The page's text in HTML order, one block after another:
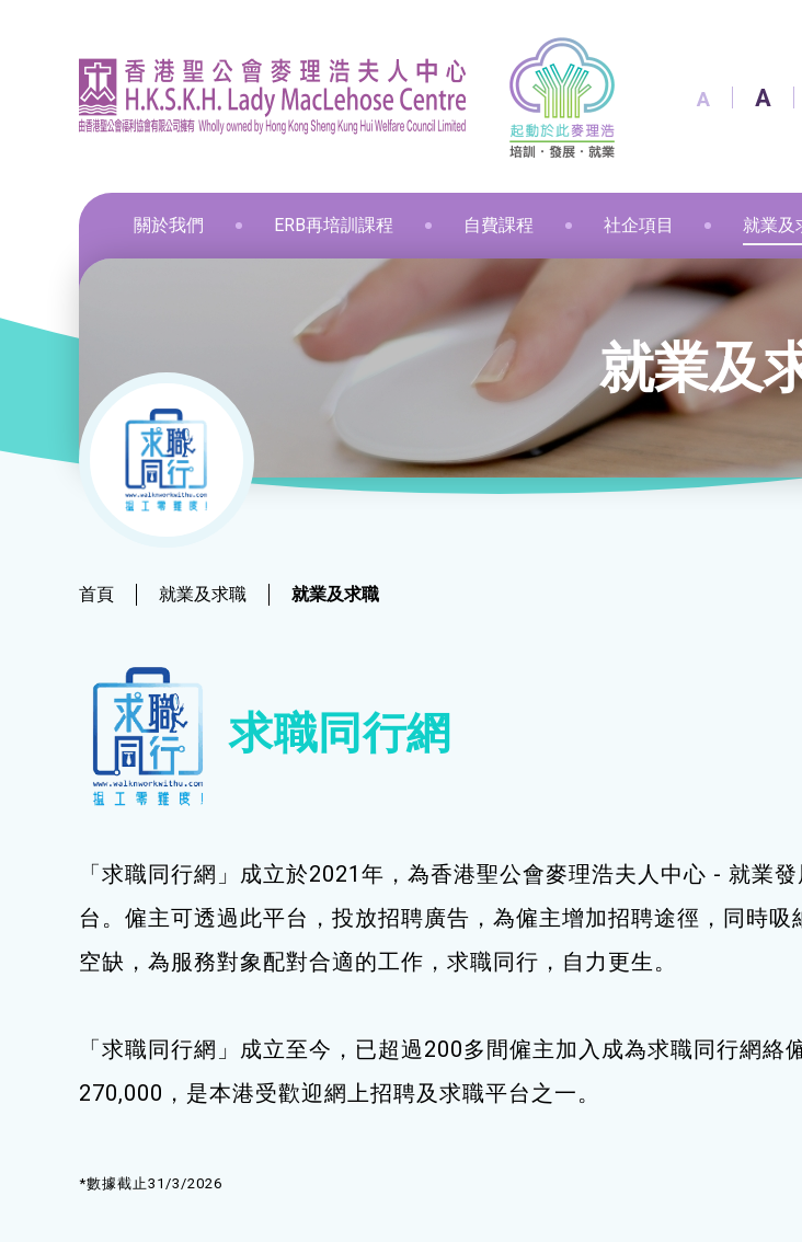
A A
關於我們
葵涌區 – 工商業社會服務部
葵涌邨旭葵樓 - 葵涌社區服務中心
青衣區 – 青衣綜合服務中心
荃灣區 – 梨木樹綜合服務中心
ERB再培訓課程
資訊及通訊科技 金融財務
中醫保健
美容 美髮
酒店
印刷及出版 個人素養
職業語文 健康護理
旅遊
技能提升課程
飲食 美容
中醫保健 健康護理
物業管理及保安 社會服務
商業
少數族裔人士課程
飲食 職業語文
通用技能 職業語文
飲食 商業
ERB服務點
ERB資訊
自費課程
髮型改造 動物保健
手語課程
急救課程
化妝 美容
布藝手工
布藝製作 車縫
花藝手工
保鮮花手作 押花手作
新春注連繩
寵物護理及美容
寵物急救
藝術分享
和諧粉彩 蠟燭
星際漫遊 小廚神學堂
和諧粉彩畫(兒童) Sweet
社企項目
寵愛軒
麥理浩餐廳
融藝工房
融藝坊
就業及
就業及
最新
求職錦
僱主
就業及
首頁 就業及求職 就業及求職
求職同行網
「求職同行網」成立於2021年，為香港聖公會麥理浩夫人中心 - 就業
台。僱主可透過此平台，投放招聘廣告，為僱主增加招聘途徑，同時
空缺，為服務對象配對合適的工作，求職同行，自力更生。
「求職同行網」成立至今，已超過200多間僱主加入成為求職同行網
270,000，是本港受歡迎網上招聘及求職平台之一。
*數據截止31/3/2026